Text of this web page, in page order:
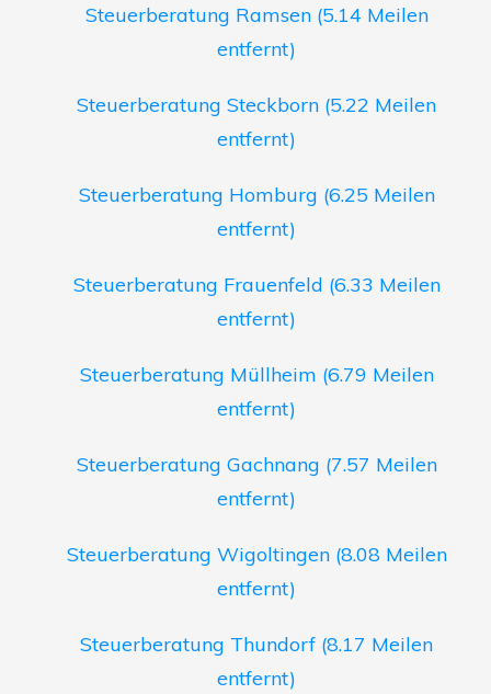
Steuerberatung Ramsen (5.14 Meilen
entfernt)
Steuerberatung Steckborn (5.22 Meilen
entfernt)
Steuerberatung Homburg (6.25 Meilen
entfernt)
Steuerberatung Frauenfeld (6.33 Meilen
entfernt)
Steuerberatung Müllheim (6.79 Meilen
entfernt)
Steuerberatung Gachnang (7.57 Meilen
entfernt)
Steuerberatung Wigoltingen (8.08 Meilen
entfernt)
Steuerberatung Thundorf (8.17 Meilen
entfernt)